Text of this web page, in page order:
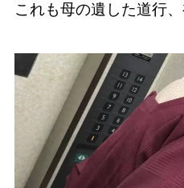
これも母の遺した道行、